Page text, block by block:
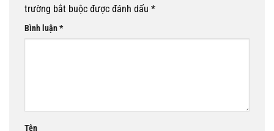
trường bắt buộc được đánh dấu *
Bình luận*
Tên